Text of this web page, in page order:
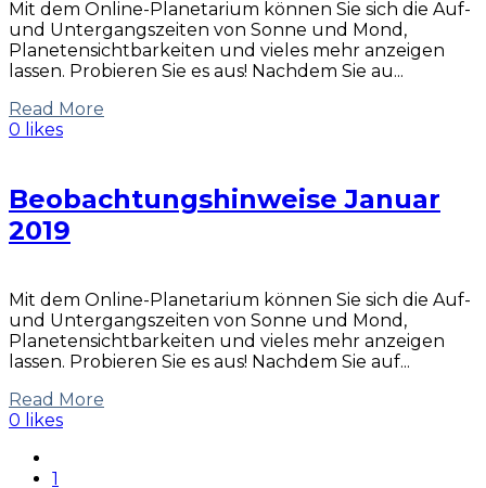
Mit dem Online-Planetarium können Sie sich die Auf-
und Untergangszeiten von Sonne und Mond,
Planetensichtbarkeiten und vieles mehr anzeigen
lassen. Probieren Sie es aus! Nachdem Sie au...
Read More
0 likes
Beobachtungshinweise Januar
2019
Mit dem Online-Planetarium können Sie sich die Auf-
und Untergangszeiten von Sonne und Mond,
Planetensichtbarkeiten und vieles mehr anzeigen
lassen. Probieren Sie es aus! Nachdem Sie auf...
Read More
0 likes
1